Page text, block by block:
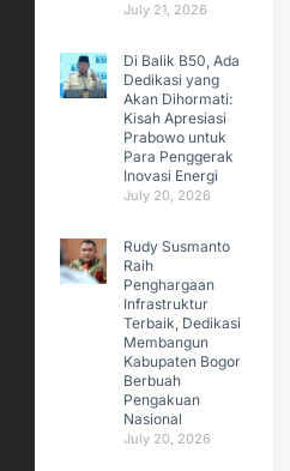
July 21, 2026
Di Balik B50, Ada
Dedikasi yang
Akan Dihormati:
Kisah Apresiasi
Prabowo untuk
Para Penggerak
Inovasi Energi
July 20, 2026
Rudy Susmanto
Raih
Penghargaan
Infrastruktur
Terbaik, Dedikasi
Membangun
Kabupaten Bogor
Berbuah
Pengakuan
Nasional
July 20, 2026